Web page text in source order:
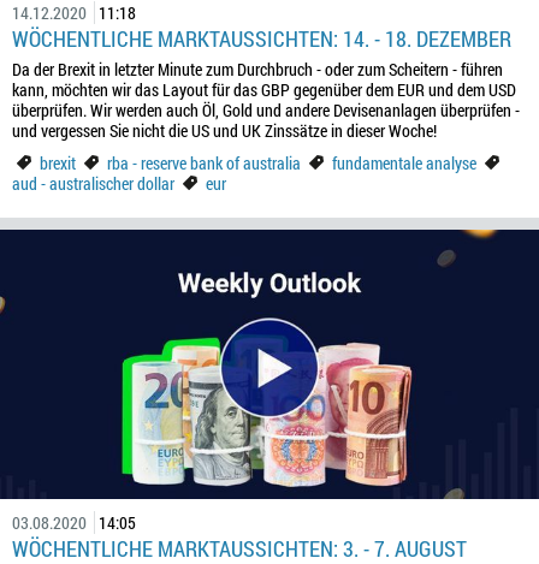
14.12.2020 11:18
WÖCHENTLICHE MARKTAUSSICHTEN: 14. - 18. DEZEMBER
Da der Brexit in letzter Minute zum Durchbruch - oder zum Scheitern - führen
kann, möchten wir das Layout für das GBP gegenüber dem EUR und dem USD
überprüfen. Wir werden auch Öl, Gold und andere Devisenanlagen überprüfen -
und vergessen Sie nicht die US und UK Zinssätze in dieser Woche!
brexit
rba - reserve bank of australia
fundamentale analyse
aud - australischer dollar
eur
03.08.2020 14:05
WÖCHENTLICHE MARKTAUSSICHTEN: 3. - 7. AUGUST